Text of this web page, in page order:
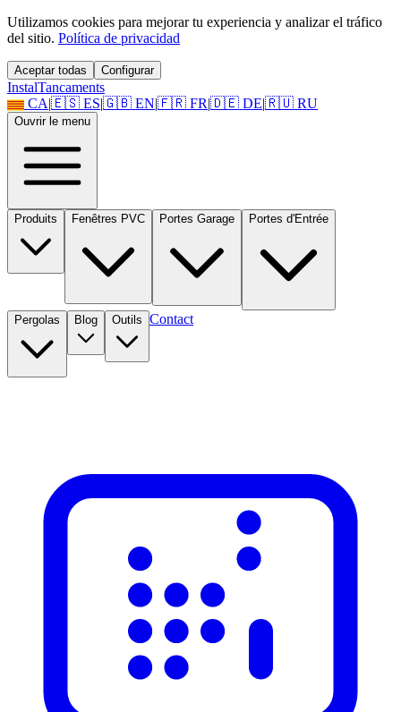
Utilizamos cookies para mejorar tu experiencia y analizar el tráfico
del sitio. Política de privacidad
Aceptar todas Configurar
InstalTancaments
CA|🇪🇸 ES|🇬🇧 EN|🇫🇷 FR|🇩🇪 DE|🇷🇺 RU
Ouvrir le menu
Produits Fenêtres PVC Portes Garage Portes d'Entrée
Pergolas Blog Outils Contact